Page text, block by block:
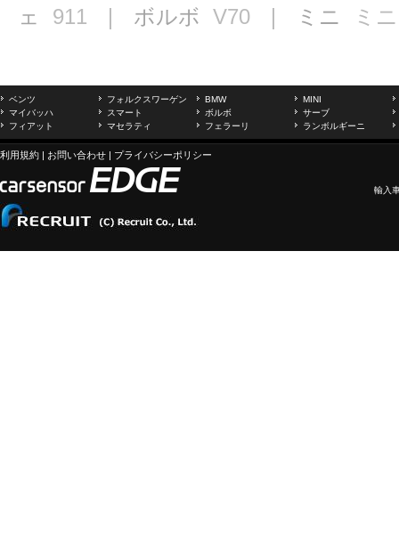
ェ 911 ｜ ボルボ V70 ｜ ミニ ミニ
ベンツ フォルクスワーゲン BMW
MINI
マイバッハ
スマート ボルボ
サーブ
フィアット
マセラティ フェラーリ ランボルギーニ
利用規約 | お問い合わせ | プライバシーポリシー
輸入